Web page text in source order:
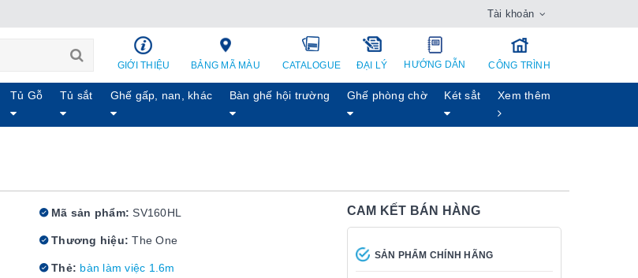
Tài khoản
GIỚI THIỆU BẢNG MÃ MÀU CATALOGUE ĐẠI LÝ HƯỚNG DẪN CÔNG TRÌNH
Tủ Gỗ Tủ sắt Ghế gấp, nan, khác Bàn ghế hội trường Ghế phòng chờ Két sẳt Xem thêm
Mã sản phẩm: SV160HL
Thương hiệu: The One
Thẻ: bàn làm việc 1.6m
CAM KẾT BÁN HÀNG
SẢN PHẨM CHÍNH HÃNG